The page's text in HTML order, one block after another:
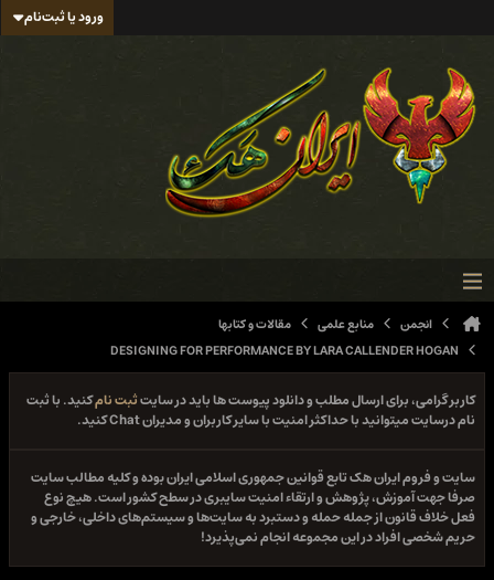
ورود یا ثبت‌نام
انجمن منابع علمی
مقالات و کتابها
DESIGNING FOR PERFORMANCE BY LARA CALLENDER HOGAN
کاربر گرامی، برای ارسال مطلب و دانلود پیوست ها باید در سایتثبت نامکنید. با ثبت
نام درسایت میتوانید با حداکثر امنیت با سایر کاربران و مدیران Chat کنید.
سایت و فروم ایران هک تابع قوانین جمهوری اسلامی ایران بوده و کلیه مطالب سایت
صرفا جهت آموزش، پژوهش و ارتقاء امنیت سایبری در سطح کشور است. هیچ نوع
فعل خلاف قانون از جمله حمله و دستبرد به سایت‌ها و سیستم‌های داخلی، خارجی و
حریم شخصی افراد در این مجموعه انجام نمی‌پذیرد!